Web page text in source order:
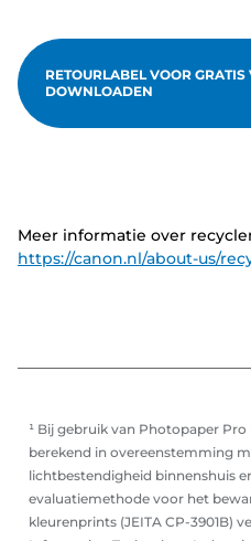
RETOURLABEL VOOR
DOWNLOADEN
Meer informatie over
https://canon.nl/about-us/
¹ Bij gebruik van Photopaper
berekend in overeenstemming
lichtbestendigheid binnenshuis
evaluatiemethode voor het
kleurenprints (JEITA CP-3901B)